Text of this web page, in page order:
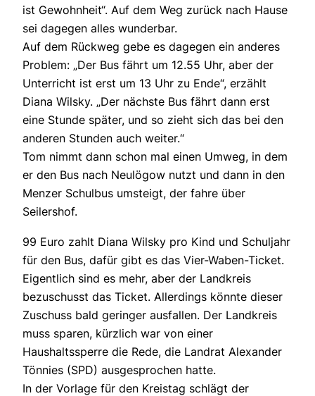
ist Gewohnheit“. Auf dem Weg zurück nach Hause
sei dagegen alles wunderbar.
Auf dem Rückweg gebe es dagegen ein anderes
Problem: „Der Bus fährt um 12.55 Uhr, aber der
Unterricht ist erst um 13 Uhr zu Ende“, erzählt
Diana Wilsky. „Der nächste Bus fährt dann erst
eine Stunde später, und so zieht sich das bei den
anderen Stunden auch weiter.“
Tom nimmt dann schon mal einen Umweg, in dem
er den Bus nach Neulögow nutzt und dann in den
Menzer Schulbus umsteigt, der fahre über
Seilershof.
99 Euro zahlt Diana Wilsky pro Kind und Schuljahr
für den Bus, dafür gibt es das Vier-Waben-Ticket.
Eigentlich sind es mehr, aber der Landkreis
bezuschusst das Ticket. Allerdings könnte dieser
Zuschuss bald geringer ausfallen. Der Landkreis
muss sparen, kürzlich war von einer
Haushaltssperre die Rede, die Landrat Alexander
Tönnies (SPD) ausgesprochen hatte.
In der Vorlage für den Kreistag schlägt der